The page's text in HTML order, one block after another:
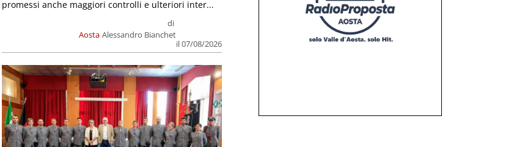
Aosta
di
Alessandro Bianchet
il 07/08/2026
promessi anche maggiori controlli e ulteriori inter...